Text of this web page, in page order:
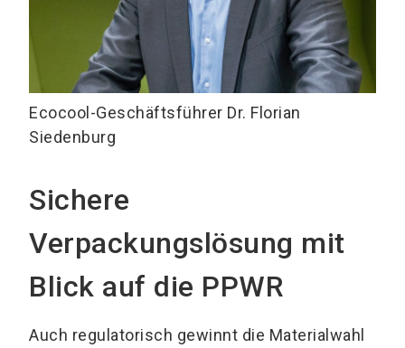
Ecocool-Geschäftsführer Dr. Florian
Siedenburg
Sichere
Verpackungslösung mit
Blick auf die PPWR
Auch regulatorisch gewinnt die Materialwahl